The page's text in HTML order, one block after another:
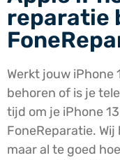
reparatie
Werkt jouw iPhone
behoren of is je
tijd om je iPhone
FoneReparatie.
maar al te goed